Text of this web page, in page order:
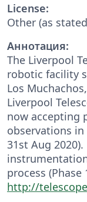
License:
Other (as
Аннотация:
The Liverpool
robotic facility
Los
Liverpool
now accepting
observations in
31st Aug
process
http://